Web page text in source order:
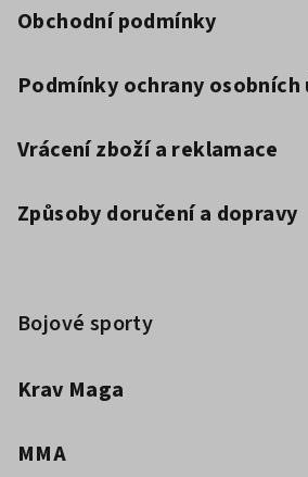
Obchodní podmínky
Podmínky ochrany osobních
Vrácení zboží a reklamace
Způsoby doručení a dopravy
Bojové sporty
Krav Maga
MMA